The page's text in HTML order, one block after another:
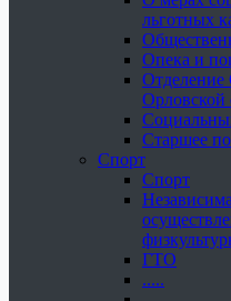
льготных
Опека и
Отделение
Орловской
Старшее
Спорт
Спорт
ГТО
.....